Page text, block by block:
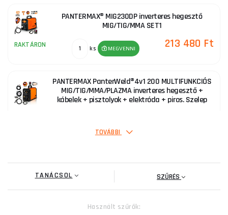
PANTERMAX® MIG230DP inverteres hegesztő
MIG/TIG/MMA SET1
RAKTÁRON ks MEGVENNI 213 480 Ft
PANTERMAX PanterWeld®4v1 200 MULTIFUNKCIÓS
MIG/TIG/MMA/PLAZMA inverteres hegesztő +
kábelek + pisztolyok + elektróda + piros. Szelep
RAKTÁRON MEGVENNI 211 895 Ft
TOVÁBBI
TANÁCSOL SZŰRÉS
Használt szűrők: